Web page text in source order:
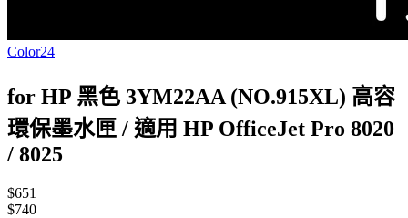
Color24
for HP 黑色 3YM22AA (NO.915XL) 高容
環保墨水匣 / 適用 HP OfficeJet Pro 8020
/ 8025
$651
$740